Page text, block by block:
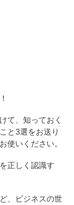
て、知っておく
と3選をお送り
使いください。
正しく認識す
、ビジネスの世